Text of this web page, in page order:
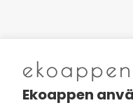
Nytt
Ekoappen